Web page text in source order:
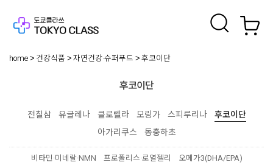
home 건강식품 자연건강·슈퍼푸드 후코이단
후코이단
전칠삼 유글레나 클로렐라 모링가 스피루리나 후코이단
아가리쿠스
동충하초
비타민·미네랄·NMN 프로폴리스·로열젤리
오메가3(DHA/EPA)